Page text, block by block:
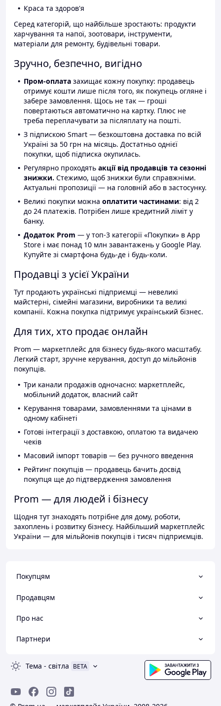
Краса та здоров'я
Серед категорій, що найбільше зростають: продукти
харчування та напої, зоотовари, інструменти,
матеріали для ремонту, будівельні товари.
Зручно, безпечно, вигідно
Пром-оплата захищає кожну покупку: продавець
отримує кошти лише після того, як покупець огляне і
забере замовлення. Щось не так — гроші
повертаються автоматично на картку. Плюс не
треба переплачувати за післяплату на пошті.
З підпискою Smart — безкоштовна доставка по всій
Україні за 50 грн на місяць. Достатньо однієї
покупки, щоб підписка окупилась.
Регулярно проходять акції від продавців та сезонні
знижки. Стежимо, щоб знижки були справжніми.
Актуальні пропозиції — на головній або в застосунку.
Великі покупки можна оплатити частинами: від 2
до 24 платежів. Потрібен лише кредитний ліміт у
банку.
Додаток Prom — у топ-3 категорії «Покупки» в App
Store і має понад 10 млн завантажень у Google Play.
Купуйте зі смартфона будь-де і будь-коли.
Продавці з усієї України
Тут продають українські підприємці — невеликі
майстерні, сімейні магазини, виробники та великі
компанії. Кожна покупка підтримує український бізнес.
Для тих, хто продає онлайн
Prom — маркетплейс для бізнесу будь-якого масштабу.
Легкий старт, зручне керування, доступ до мільйонів
покупців.
Три канали продажів одночасно: маркетплейс,
мобільний додаток, власний сайт
Керування товарами, замовленнями та цінами в
одному кабінеті
Готові інтеграції з доставкою, оплатою та видачею
чеків
Масовий імпорт товарів — без ручного введення
Рейтинг покупців — продавець бачить досвід
покупця ще до підтвердження замовлення
Prom — для людей і бізнесу
Щодня тут знаходять потрібне для дому, роботи,
захоплень і розвитку бізнесу. Найбільший маркетплейс
України — для мільйонів покупців і тисяч підприємців.
Покупцям
Продавцям
Про нас
Партнери
Тема - світла BETA